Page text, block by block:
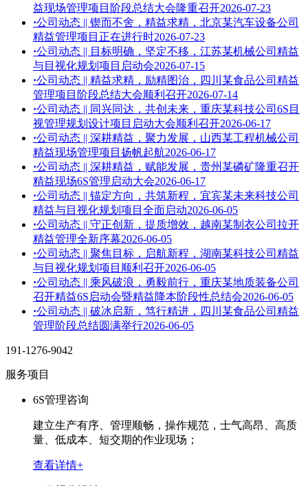
益现场管理项目阶段总结大会隆重召开2026-07-23
·公司动态 || 锲而不舍，精益求精，北京某汽车设备公司
精益管理项目正在进行时2026-07-23
·公司动态 || 目标明确，坚定不移，江苏某机械公司精益
与目视化规划项目启动会2026-07-15
·公司动态 || 精益求精，励精图治，四川某食品公司精益
管理项目阶段总结大会顺利召开2026-07-14
·公司动态 || 同兴同达，共创未来，重庆某科技公司6S目
视管理规划设计项目启动大会顺利召开2026-06-17
·公司动态 || 深耕精益，聚力发展，山西某工程机械公司
精益现场管理项目扬帆起航2026-06-17
·公司动态 || 深耕精益，赋能发展，贵州某磷矿隆重召开
精益现场6S管理启动大会2026-06-17
·公司动态 || 锚定方向，共筑新程，宜宾某未来科技公司
精益与目视化规划项目全面启动2026-06-05
·公司动态 || 守正创新，提质增效，越南某制衣公司拉开
精益管理全新序幕2026-06-05
·公司动态 || 聚焦目标，启航新程，湖南某科技公司精益
与目视化规划项目顺利召开2026-06-05
·公司动态 || 乘风破浪，勇毅前行，重庆某地质装备公司
召开精益6S启动会暨精益降本阶段性总结会2026-06-05
·公司动态 || 破冰启新，笃行精进，四川某食品公司精益
管理阶段总结圆满举行2026-06-05
191-1276-9042
服务项目
6S管理咨询
建立生产有序、管理顺畅，操作规范，士气高昂、高质
量、低成本、短交期的作业现场；
查看详情+